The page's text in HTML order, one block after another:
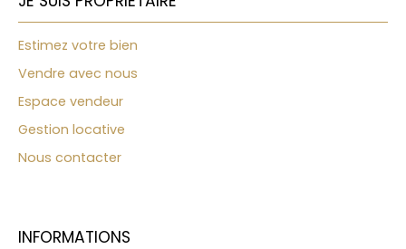
Estimez votre bien
Vendre avec nous
Espace vendeur
Gestion locative
Nous contacter
INFORMATIONS